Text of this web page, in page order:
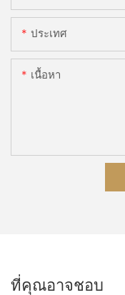
ประเทศ
เนื้อหา
ที่คุณอาจชอบ